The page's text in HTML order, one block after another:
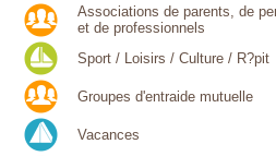
Associations de parents, de
et de professionnels
Sport / Loisirs / Culture / R?pit
Groupes d'entraide mutuelle
Vacances